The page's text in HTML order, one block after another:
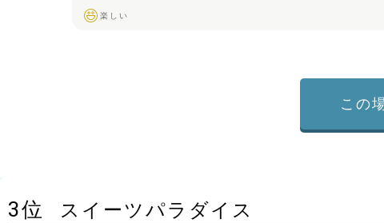
楽しい
この
3位 スイーツパラダイス